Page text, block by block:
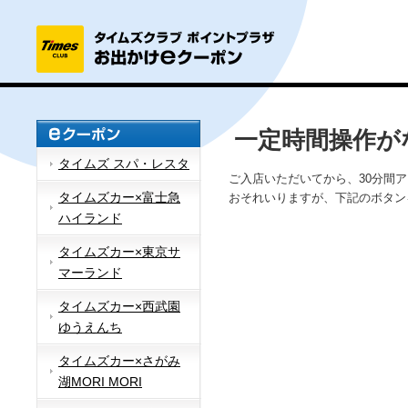
タイムズ スパ・レスタ
タイムズカー×富士急
ハイランド
タイムズカー×東京サ
マーランド
タイムズカー×西武園
ゆうえんち
タイムズカー×さがみ
湖MORI MORI
一定時間操作
ご入店いただいてから、30分間
おそれいりますが、下記のボタ